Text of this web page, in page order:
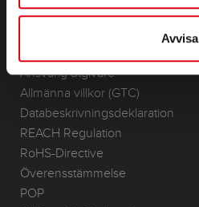
Avvisa
Ansvarig utgivare
Allmänna villkor (GTC)
Databeskrivningsdeklaration
REACH Regulation
RoHS-Directive
Överensstämmelse
POP